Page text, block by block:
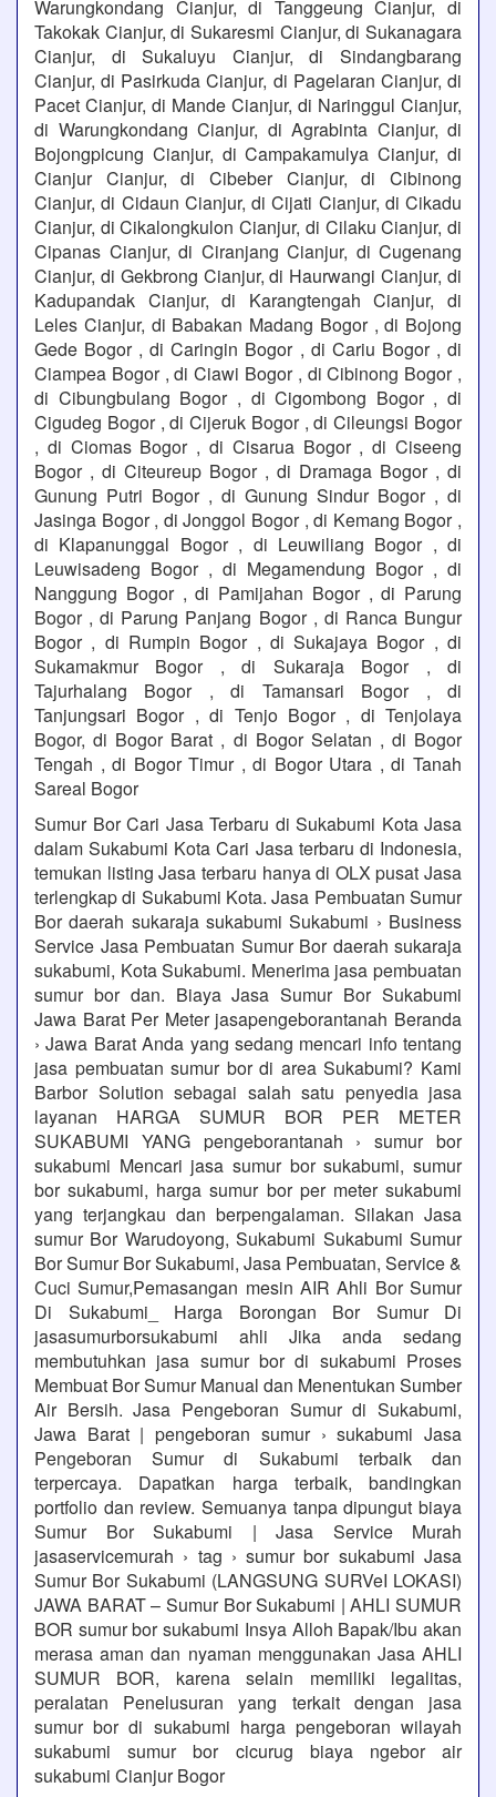
Warungkondang Cianjur, di Tanggeung Cianjur, di
Takokak Cianjur, di Sukaresmi Cianjur, di Sukanagara
Cianjur, di Sukaluyu Cianjur, di Sindangbarang
Cianjur, di Pasirkuda Cianjur, di Pagelaran Cianjur, di
Pacet Cianjur, di Mande Cianjur, di Naringgul Cianjur,
di Warungkondang Cianjur, di Agrabinta Cianjur, di
Bojongpicung Cianjur, di Campakamulya Cianjur, di
Cianjur Cianjur, di Cibeber Cianjur, di Cibinong
Cianjur, di Cidaun Cianjur, di Cijati Cianjur, di Cikadu
Cianjur, di Cikalongkulon Cianjur, di Cilaku Cianjur, di
Cipanas Cianjur, di Ciranjang Cianjur, di Cugenang
Cianjur, di Gekbrong Cianjur, di Haurwangi Cianjur, di
Kadupandak Cianjur, di Karangtengah Cianjur, di
Leles Cianjur, di Babakan Madang Bogor , di Bojong
Gede Bogor , di Caringin Bogor , di Cariu Bogor , di
Ciampea Bogor , di Ciawi Bogor , di Cibinong Bogor ,
di Cibungbulang Bogor , di Cigombong Bogor , di
Cigudeg Bogor , di Cijeruk Bogor , di Cileungsi Bogor
, di Ciomas Bogor , di Cisarua Bogor , di Ciseeng
Bogor , di Citeureup Bogor , di Dramaga Bogor , di
Gunung Putri Bogor , di Gunung Sindur Bogor , di
Jasinga Bogor , di Jonggol Bogor , di Kemang Bogor ,
di Klapanunggal Bogor , di Leuwiliang Bogor , di
Leuwisadeng Bogor , di Megamendung Bogor , di
Nanggung Bogor , di Pamijahan Bogor , di Parung
Bogor , di Parung Panjang Bogor , di Ranca Bungur
Bogor , di Rumpin Bogor , di Sukajaya Bogor , di
Sukamakmur Bogor , di Sukaraja Bogor , di
Tajurhalang Bogor , di Tamansari Bogor , di
Tanjungsari Bogor , di Tenjo Bogor , di Tenjolaya
Bogor, di Bogor Barat , di Bogor Selatan , di Bogor
Tengah , di Bogor Timur , di Bogor Utara , di Tanah
Sareal Bogor
Sumur Bor Cari Jasa Terbaru di Sukabumi Kota Jasa
dalam Sukabumi Kota Cari Jasa terbaru di Indonesia,
temukan listing Jasa terbaru hanya di OLX pusat Jasa
terlengkap di Sukabumi Kota. Jasa Pembuatan Sumur
Bor daerah sukaraja sukabumi Sukabumi › Business
Service Jasa Pembuatan Sumur Bor daerah sukaraja
sukabumi, Kota Sukabumi. Menerima jasa pembuatan
sumur bor dan. Biaya Jasa Sumur Bor Sukabumi
Jawa Barat Per Meter jasapengeborantanah Beranda
› Jawa Barat Anda yang sedang mencari info tentang
jasa pembuatan sumur bor di area Sukabumi? Kami
Barbor Solution sebagai salah satu penyedia jasa
layanan HARGA SUMUR BOR PER METER
SUKABUMI YANG pengeborantanah › sumur bor
sukabumi Mencari jasa sumur bor sukabumi, sumur
bor sukabumi, harga sumur bor per meter sukabumi
yang terjangkau dan berpengalaman. Silakan Jasa
sumur Bor Warudoyong, Sukabumi Sukabumi Sumur
Bor Sumur Bor Sukabumi, Jasa Pembuatan, Service &
Cuci Sumur,Pemasangan mesin AIR Ahli Bor Sumur
Di Sukabumi_ Harga Borongan Bor Sumur Di
jasasumurborsukabumi ahli Jika anda sedang
membutuhkan jasa sumur bor di sukabumi Proses
Membuat Bor Sumur Manual dan Menentukan Sumber
Air Bersih. Jasa Pengeboran Sumur di Sukabumi,
Jawa Barat | pengeboran sumur › sukabumi Jasa
Pengeboran Sumur di Sukabumi terbaik dan
terpercaya. Dapatkan harga terbaik, bandingkan
portfolio dan review. Semuanya tanpa dipungut biaya
Sumur Bor Sukabumi | Jasa Service Murah
jasaservicemurah › tag › sumur bor sukabumi Jasa
Sumur Bor Sukabumi (LANGSUNG SURVeI LOKASI)
JAWA BARAT – Sumur Bor Sukabumi | AHLI SUMUR
BOR sumur bor sukabumi Insya Alloh Bapak/Ibu akan
merasa aman dan nyaman menggunakan Jasa AHLI
SUMUR BOR, karena selain memiliki legalitas,
peralatan Penelusuran yang terkait dengan jasa
sumur bor di sukabumi harga pengeboran wilayah
sukabumi sumur bor cicurug biaya ngebor air
sukabumi Cianjur Bogor